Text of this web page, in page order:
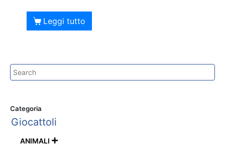
Leggi tutto
Categoria
Giocattoli
ANIMALI 